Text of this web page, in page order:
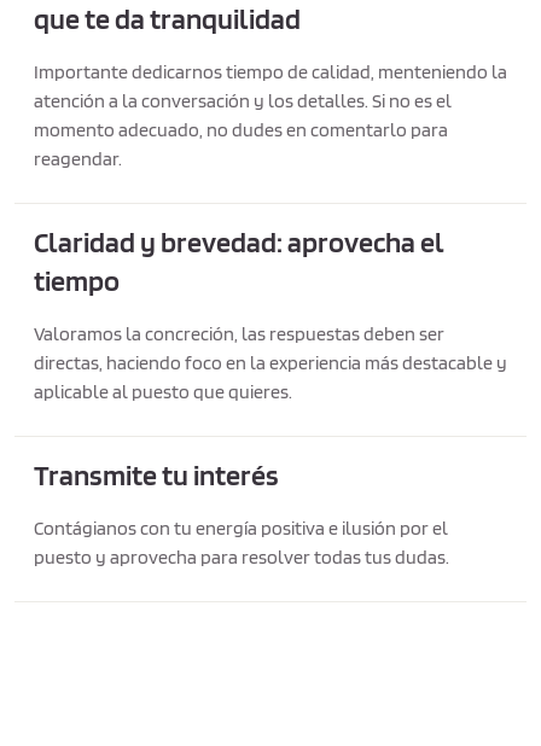
que te da tranquilidad
Importante dedicarnos tiempo de calidad, menteniendo la
atención a la conversación y los detalles. Si no es el
momento adecuado, no dudes en comentarlo para
reagendar.
Claridad y brevedad: aprovecha el
tiempo
Valoramos la concreción, las respuestas deben ser
directas, haciendo foco en la experiencia más destacable y
aplicable al puesto que quieres.
Transmite tu interés
Contágianos con tu energía positiva e ilusión por el
puesto y aprovecha para resolver todas tus dudas.